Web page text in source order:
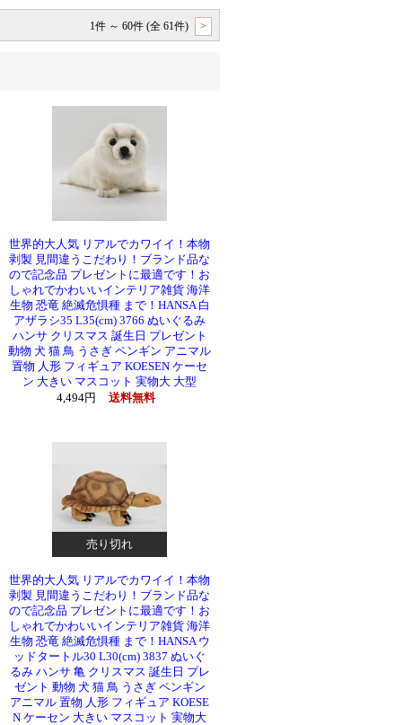
1件 ～ 60件 (全 61件) >
世界的大人気 リアルでカワイイ！本物
剥製 見間違うこだわり！ブランド品な
ので記念品 プレゼントに最適です！お
しゃれでかわいいインテリア雑貨 海洋
生物 恐竜 絶滅危惧種 まで！HANSA 白
アザラシ35 L35(cm) 3766 ぬいぐるみ
ハンサ クリスマス 誕生日 プレゼント
動物 犬 猫 鳥 うさぎ ペンギン アニマル
置物 人形 フィギュア KOESEN ケーセ
ン 大きい マスコット 実物大 大型
4,494円
送料無料
売り切れ
世界的大人気 リアルでカワイイ！本物
剥製 見間違うこだわり！ブランド品な
ので記念品 プレゼントに最適です！お
しゃれでかわいいインテリア雑貨 海洋
生物 恐竜 絶滅危惧種 まで！HANSA ウ
ッドタートル30 L30(cm) 3837 ぬいぐ
るみ ハンサ 亀 クリスマス 誕生日 プレ
ゼント 動物 犬 猫 鳥 うさぎ ペンギン
アニマル 置物 人形 フィギュア KOESE
N ケーセン 大きい マスコット 実物大